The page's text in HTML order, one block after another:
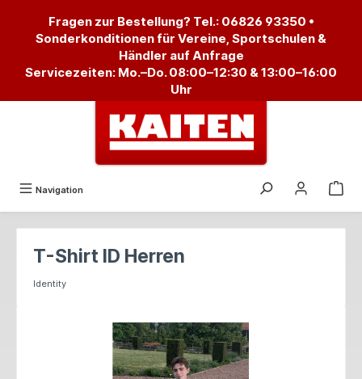
Fragen zur Bestellung? Tel.: 06826 93350 •
Sonderkonditionen für Vereine, Sportschulen &
Händler auf Anfrage
Servicezeiten: Mo.–Do. 08:00–12:30 & 13:00–16:00
Uhr
Navigation
T-Shirt ID Herren
Identity
Bildergalerie überspringen